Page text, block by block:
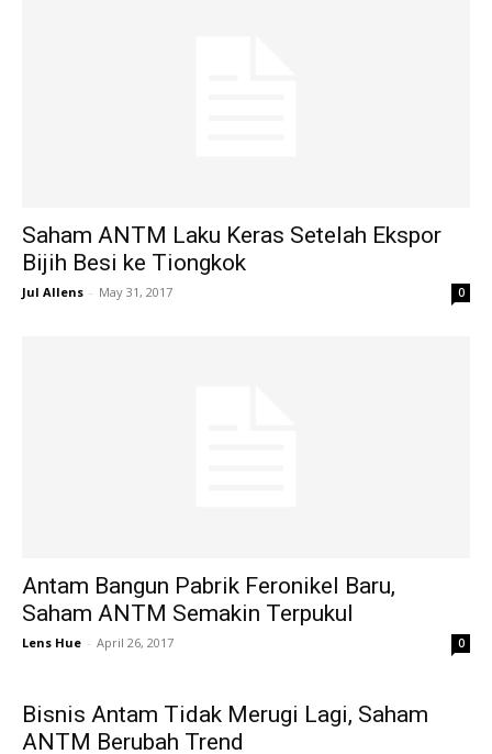
Saham ANTM Laku Keras Setelah Ekspor
Bijih Besi ke Tiongkok
Jul Allens - May 31, 2017 0
Antam Bangun Pabrik Feronikel Baru,
Saham ANTM Semakin Terpukul
Lens Hue - April 26, 2017 0
Bisnis Antam Tidak Merugi Lagi, Saham
ANTM Berubah Trend